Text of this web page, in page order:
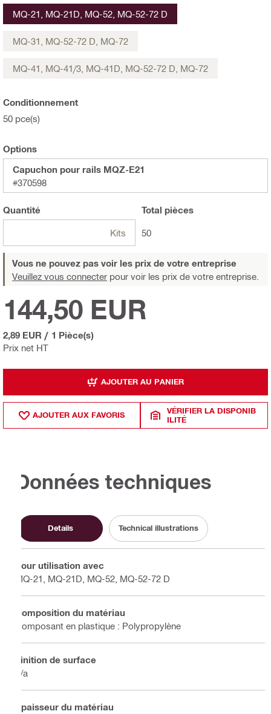
MQ-21, MQ-21D, MQ-52, MQ-52-72 D
MQ-31, MQ-52-72 D, MQ-72
MQ-41, MQ-41/3, MQ-41D, MQ-52-72 D, MQ-72
Conditionnement
50 pce(s)
Options
Capuchon pour rails MQZ-E21
#370598
Quantité
Kits
Total pièces
50
Vous ne pouvez pas voir les prix de votre entreprise
Veuillez vous connecter pour voir les prix de votre entreprise.
Prix net HT
144,50 EUR
2,89 EUR / 1 Pièce(s)
AJOUTER AU PANIER
AJOUTER AUX FAVORIS
VÉRIFIER LA DISPONIB
ILITÉ
Données techniques
Details Technical illustrations
Pour utilisation avec
MQ-21, MQ-21D, MQ-52, MQ-52-72 D
Composition du matériau
Composant en plastique : Polypropylène
Finition de surface
n/a
Épaisseur du matériau